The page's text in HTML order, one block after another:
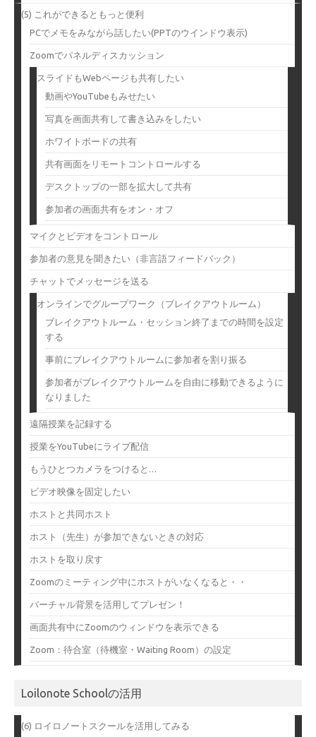
(5) これができるともっと便利
PCでメモをみながら話したい(PPTのウインドウ表示)
Zoomでパネルディスカッション
スライドもWebページも共有したい
動画やYouTubeもみせたい
写真を画面共有して書き込みをしたい
ホワイトボードの共有
共有画面をリモートコントロールする
デスクトップの一部を拡大して共有
参加者の画面共有をオン・オフ
マイクとビデオをコントロール
参加者の意見を聞きたい（非言語フィードバック）
チャットでメッセージを送る
オンラインでグループワーク（ブレイクアウトルーム）
ブレイクアウトルーム・セッション終了までの時間を設定
する
事前にブレイクアウトルームに参加者を割り振る
参加者がブレイクアウトルームを自由に移動できるように
なりました
遠隔授業を記録する
授業をYouTubeにライブ配信
もうひとつカメラをつけると…
ビデオ映像を固定したい
ホストと共同ホスト
ホスト（先生）が参加できないときの対応
ホストを取り戻す
Zoomのミーティング中にホストがいなくなると・・
バーチャル背景を活用してプレゼン！
画面共有中にZoomのウィンドウを表示できる
Zoom：待合室（待機室・Waiting Room）の設定
Loilonote Schoolの活用
(6) ロイロノートスクールを活用してみる